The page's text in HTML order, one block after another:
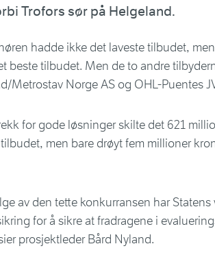
Trofors sør på Helgeland.
hadde ikke det laveste tilbudet,
beste tilbudet. Men de to andre
Metrostav Norge AS og OHL-Puentes
for gode løsninger skilte det 621
men bare drøyt fem millioner
av den tette konkurransen har
for å sikre at fradragene i
prosjektleder Bård Nyland.